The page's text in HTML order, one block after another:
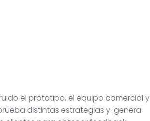
el prototipo, el equipo comercial y
distintas estrategias y. genera